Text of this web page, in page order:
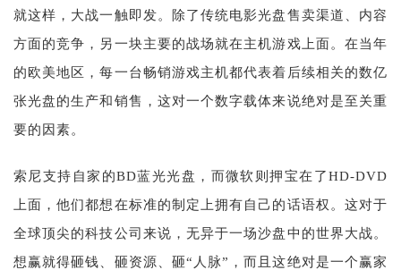
就这样，大战一触即发。除了传统电影光盘售卖渠道、内容
方面的竞争，另一块主要的战场就在主机游戏上面。在当年
的欧美地区，每一台畅销游戏主机都代表着后续相关的数亿
张光盘的生产和销售，这对一个数字载体来说绝对是至关重
要的因素。
索尼支持自家的BD蓝光光盘，而微软则押宝在了HD-DVD
上面，他们都想在标准的制定上拥有自己的话语权。这对于
全球顶尖的科技公司来说，无异于一场沙盘中的世界大战。
想赢就得砸钱、砸资源、砸“人脉”，而且这绝对是一个赢家